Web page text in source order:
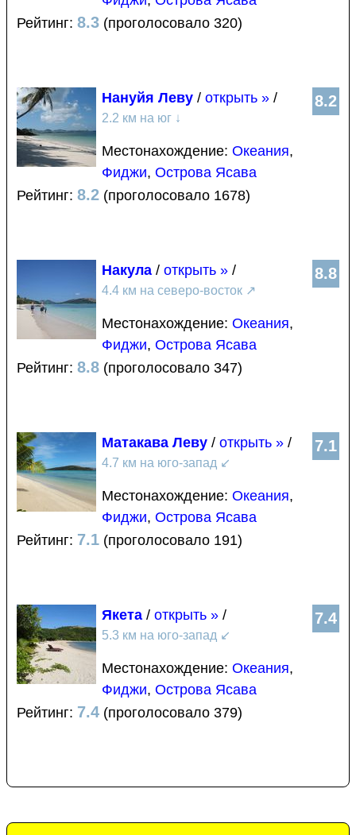
Рейтинг: 8.3 (проголосовало 320)
8.2
Нануйя Леву / открыть » /
2.2 км на юг ↓
Местонахождение: Океания,
Фиджи, Острова Ясава
Рейтинг: 8.2 (проголосовало 1678)
8.8
Накула / открыть » /
4.4 км на северо-восток ↗
Местонахождение: Океания,
Фиджи, Острова Ясава
Рейтинг: 8.8 (проголосовало 347)
7.1
Матакава Леву / открыть » /
4.7 км на юго-запад ↙
Местонахождение: Океания,
Фиджи, Острова Ясава
Рейтинг: 7.1 (проголосовало 191)
7.4
Якета / открыть » /
5.3 км на юго-запад ↙
Местонахождение: Океания,
Фиджи, Острова Ясава
Рейтинг: 7.4 (проголосовало 379)